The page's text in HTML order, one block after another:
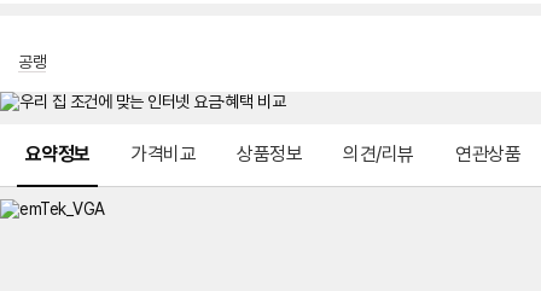
공랭
요약정보 가격비교 상품정보 의견/리뷰 연관상품